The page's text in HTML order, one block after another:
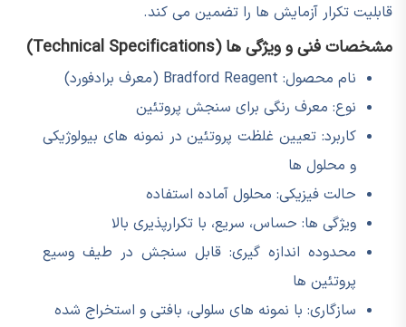
قابلیت تکرار آزمایش ها را تضمین می کند.
مشخصات فنی و ویژگی ها (Technical Specifications)
نام محصول: Bradford Reagent (معرف برادفورد)
نوع: معرف رنگی برای سنجش پروتئین
کاربرد: تعیین غلظت پروتئین در نمونه های بیولوژیکی
و محلول ها
حالت فیزیکی: محلول آماده استفاده
ویژگی ها: حساس، سریع، با تکرارپذیری بالا
محدوده اندازه گیری: قابل سنجش در طیف وسیع
پروتئین ها
سازگاری: با نمونه های سلولی، بافتی و استخراج شده